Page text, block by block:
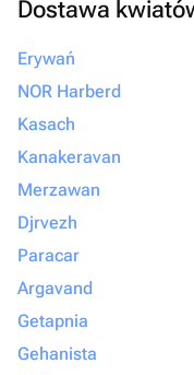
Dostawa
Erywań
NOR Harberd
Kasach
Kanakeravan
Merzawan
Djrvezh
Paracar
Argavand
Getapnia
Gehanista